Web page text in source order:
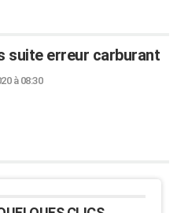
suite erreur carburant
à 08:30